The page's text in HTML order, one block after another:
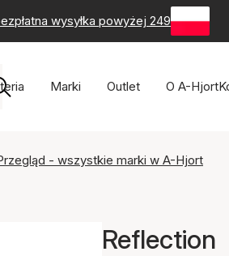
wysyłka powyżej 249 zł -
Marki Outlet O A-Hjort
- wszystkie marki w A-Hjort
Reflection